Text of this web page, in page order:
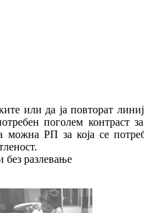
или да ја повторат
поголем контраст
можна РП за која се
разлевање